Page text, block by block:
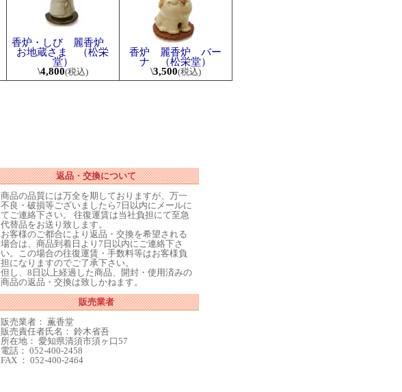
香炉・しび 麗香炉
お地蔵さま （松栄
堂）
\4,800(税込)
香炉 麗香炉 バー
ナ （松栄堂）
\3,500(税込)
返品・交換について
商品の品質には万全を期しておりますが、万一
不良・破損等ございましたら7日以内にメールに
てご連絡下さい。 往復運賃は当社負担にて至急
代替品をお送り致します。
お客様のご都合により返品・交換を希望される
場合は、商品到着日より7日以内にご連絡下さ
い。この場合の往復運賃・手数料等はお客様負
担になりますのでご了承下さい。
但し、8日以上経過した商品、開封・使用済みの
商品の返品・交換は致しかねます。
販売業者
販売業者： 薫香堂
販売責任者氏名： 鈴木省吾
所在地： 愛知県清須市須ヶ口57
電話： 052-400-2458
FAX ： 052-400-2464